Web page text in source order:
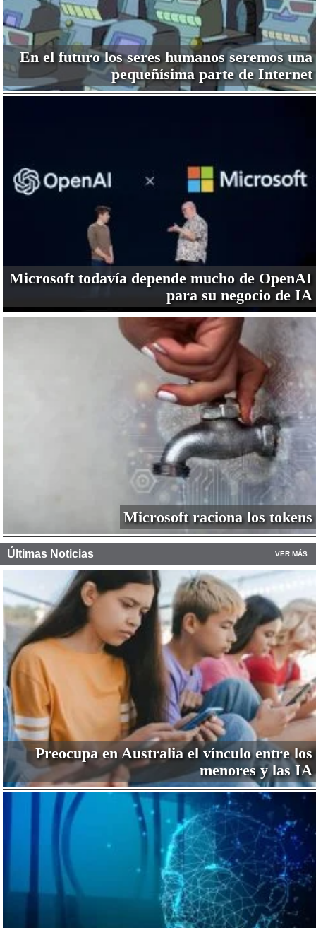
En el futuro los seres humanos seremos una
pequeñísima parte de Internet
Microsoft todavía depende mucho de OpenAI
para su negocio de IA
Microsoft raciona los tokens
Últimas Noticias VER MÁS
Preocupa en Australia el vínculo entre los
menores y las IA